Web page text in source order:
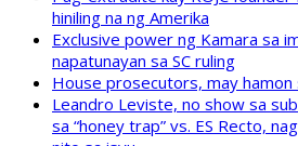
hiniling na ng Amerika
Exclusive power ng Kamara sa
napatunayan sa SC ruling
House prosecutors, may hamon
Leandro Leviste, no show sa
sa “honey trap” vs. ES Recto,